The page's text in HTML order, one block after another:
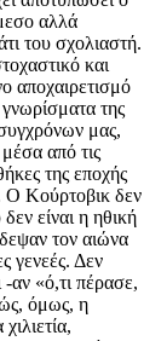
αλλά
του σχολιαστή.
και
αποχαιρετισμό
της
μας,
από τις
της εποχής
Ο Κούρτοβικ δεν
είναι η ηθική
τον αιώνα
γενεές. Δεν
-αν «ό,τι πέρασε,
όμως, η